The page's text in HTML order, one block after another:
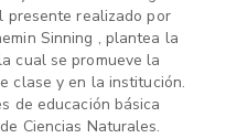
presente realizado por
Sinning , plantea la
cual se promueve la
clase y en la institución.
de educación básica
Ciencias Naturales.